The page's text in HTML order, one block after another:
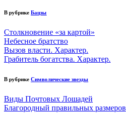
В рубрике Бацзы
Столкновение «за картой»
Небесное братство
Вызов власти. Характер.
Грабитель богатства. Характер.
В рубрике Символические звезды
Виды Почтовых Лошадей
Благородный правильных размеров